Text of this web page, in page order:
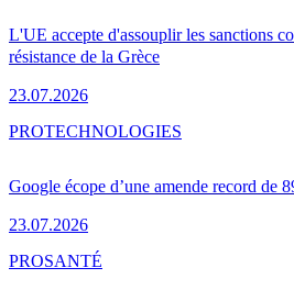
L'UE accepte d'assouplir les sanctions
résistance de la Grèce
23.07.2026
Google écope d’une amende record de
23.07.2026
PROTECHNOLOGIES
PROSANTÉ